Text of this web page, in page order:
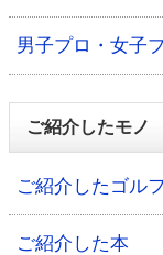
男子プロ・女子
ご紹介したモノ
ご紹介したゴル
ご紹介した本